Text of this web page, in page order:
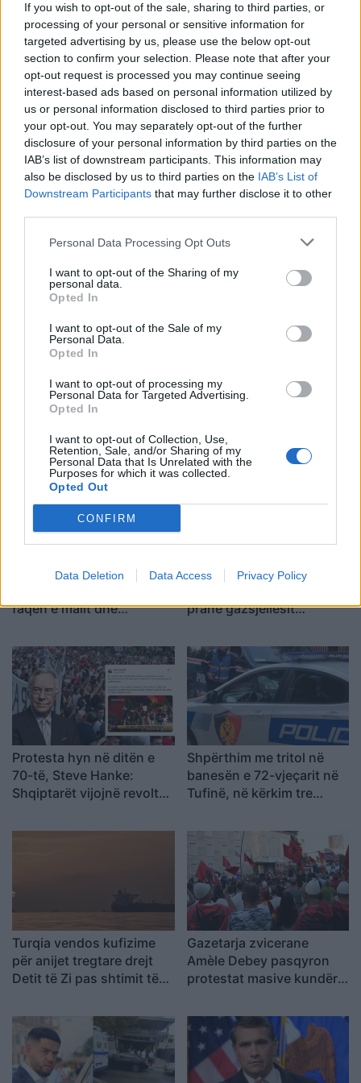
If you wish to opt-out of the sale, sharing to third parties, or
processing of your personal or sensitive information for
targeted advertising by us, please use the below opt-out
section to confirm your selection. Please note that after your
opt-out request is processed you may continue seeing
interest-based ads based on personal information utilized by
us or personal information disclosed to third parties prior to
your opt-out. You may separately opt-out of the further
disclosure of your personal information by third parties on the
IAB’s list of downstream participants. This information may
also be disclosed by us to third parties on the IAB’s List of
Downstream Participants that may further disclose it to other
Personal Data Processing Opt Outs
I want to opt-out of the Sharing of my
personal data.
Opted In
I want to opt-out of the Sale of my
Personal Data.
Opted In
I want to opt-out of processing my
Personal Data for Targeted Advertising.
Opted In
I want to opt-out of Collection, Use,
Retention, Sale, and/or Sharing of my
Personal Data that Is Unrelated with the
Purposes for which it was collected.
Opted Out
CONFIRM
Data Deletion Data Access Privacy Policy
Shtuarmë31.08.2022 20:26
Tags:
drejtori i pergjithshem i policise
shkarkuan sot
Pamje alarmante nga
faqen e malit dhe
biznese
Shpërthen një dron i
pranë gazsjellësit
Protesta hyn në ditën e
70-të, Steve Hanke:
Shqiptarët vijojnë revoltën
Rama duhet të largohet
Shpërthim me tritol në
banesën e 72-vjeçarit në
Tufinë, në kërkim tre
Turqia vendos kufizime
për anijet tregtare drejt
Detit të Zi pas shtimit të
Gazetarja zvicerane
Amèle Debey pasqyron
protestat masive kundër
japin fund pushtetit 35-
vjeçar të të njëjtëve emra